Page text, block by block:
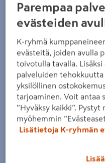
Päivitetty 23.02.2020
Grillaus ja savustus
onnistunut ja maukas
vielä mukavampaa.
avain onnistuneeseen
USEIN GRILLISSÄ TAI
tai ovessa oleva
usein suuntaa antavia,
Parempaa
evästeiden
K-ryhmä
evästeitä, joiden avulla
toivotulla tavalla.
palveluiden
yksilöllinen
tarjoaminen. Voit antaa
”Hyväksy kaikki”.
myöhemmin
Lisätietoja K-ryhmän